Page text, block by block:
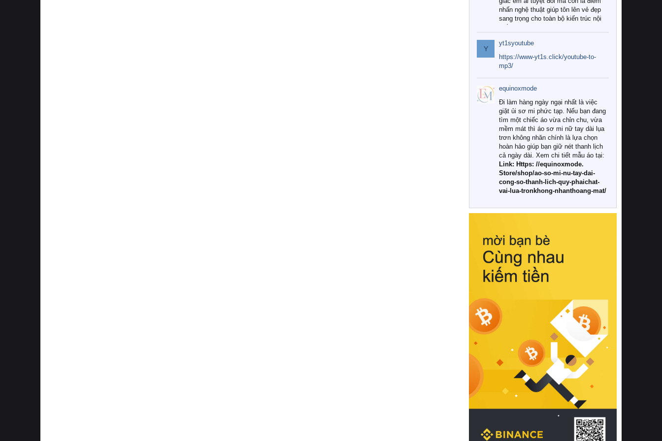
nhấn nghệ thuật giúp tôn lên vẻ đẹp
sang trọng cho toàn bộ kiến trúc nội
Tuy nhiên, giữa thị trường đa dạng
với vô vàn thương hiệu và mẫu mã
như hiện nay, làm thế nào để chọn
được những bộ chăn ga gối đệm cao
cấp thực sự chất lượng, phù hợp với
khí hậu và nhu cầu sử dụng của gia
đình? Hãy cùng chúng tôi đi tìm lời
giải đáp chi tiết qua bài viết dưới đây.
1. Tại sao các gia đình hiện đại lại ưa
chuộng chăn ga gối đệm cao cấp?
Khác với các dòng sản phẩm thông
thường, những bộ chăn ga gối đệm
cao cấp trải qua quy trình sản xuất
nghiêm ngặt từ khâu chọn lọc nguyên
liệu tự nhiên đến công nghệ dệt
nhuộm hiện đại không chứa hóa chất
này, bạn sẽ cảm nhận rõ rệt sự khác
hồi chuẩn xác của phần đệm nâng đỡ
cột sống.
Bên cạnh đó, việc lựa chọn các dòng
sản phẩm đạt chuẩn chất lượng quốc
tế còn giúp ngăn ngừa tình trạng kích
khuẩn và nấm mốc trong điều kiện
thời tiết nóng ẩm. Bạn có thể tìm hiểu
thêm các nghiên cứu khoa học về tác
động của giấc ngủ và môi trường
phòng ngủ đối với sức khỏe con
người tại Sleep Foundation (External
Link) để có cái nhìn toàn diện hơn.
2. Các tiêu chí vàng khi lựa chọn
chăn ga gối đệm cao cấp cho phòng
ngủ
Để sở hữu một bộ chăn ga gối đệm
cao cấp hoàn hảo cả về thẩm mỹ lẫn
công năng, người tiêu dùng cần cân
nhắc kỹ lưỡng các tiêu chí quan trọng
Y
yt1syoutube
https://www-yt1s.click/youtube-to-
mp3/
equinoxmode
Đi làm hàng ngày ngại nhất là việc
giặt ủi sơ mi phức tạp. Nếu bạn đang
tìm một chiếc áo vừa chỉn chu, vừa
mềm mát thì áo sơ mi nữ tay dài lụa
trơn không nhăn chính là lựa chọn
hoàn hảo giúp bạn giữ nét thanh lịch
cả ngày dài. Xem chi tiết mẫu áo tại:
Link: Https: //equinoxmode.
Store/shop/ao-so-mi-nu-tay-dai-
cong-so-thanh-lich-quy-phaichat-
vai-lua-tronkhong-nhanthoang-mat/